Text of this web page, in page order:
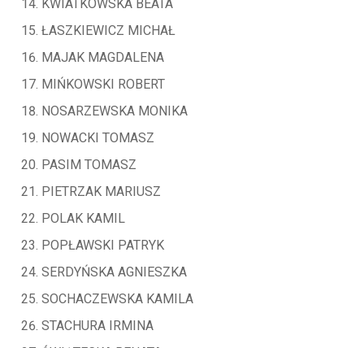
KWIATKOWSKA BEATA
ŁASZKIEWICZ MICHAŁ
MAJAK MAGDALENA
MIŃKOWSKI ROBERT
NOSARZEWSKA MONIKA
NOWACKI TOMASZ
PASIM TOMASZ
PIETRZAK MARIUSZ
POLAK KAMIL
POPŁAWSKI PATRYK
SERDYŃSKA AGNIESZKA
SOCHACZEWSKA KAMILA
STACHURA IRMINA